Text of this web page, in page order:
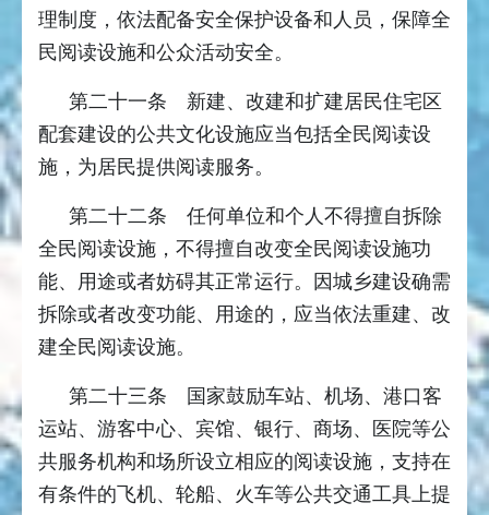
理制度，依法配备安全保护设备和人员，保障全
民阅读设施和公众活动安全。
第二十一条 新建、改建和扩建居民住宅区
配套建设的公共文化设施应当包括全民阅读设
施，为居民提供阅读服务。
第二十二条 任何单位和个人不得擅自拆除
全民阅读设施，不得擅自改变全民阅读设施功
能、用途或者妨碍其正常运行。因城乡建设确需
拆除或者改变功能、用途的，应当依法重建、改
建全民阅读设施。
第二十三条 国家鼓励车站、机场、港口客
运站、游客中心、宾馆、银行、商场、医院等公
共服务机构和场所设立相应的阅读设施，支持在
有条件的飞机、轮船、火车等公共交通工具上提